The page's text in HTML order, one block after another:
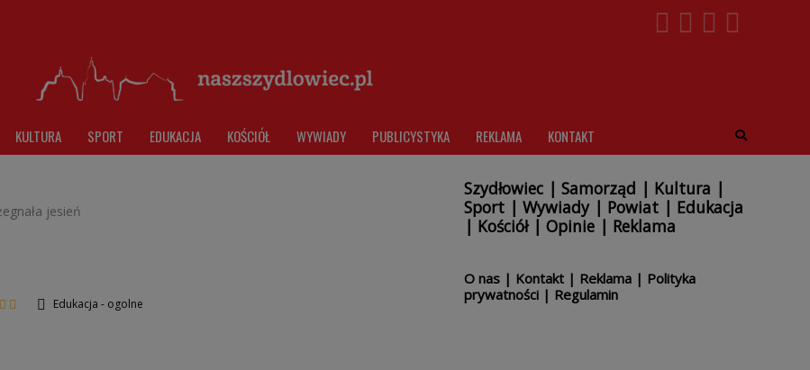
KULTURA SPORT EDUKACJA KOŚCIÓŁ WYWIADY PUBLICYSTYKA REKLAMA KONTAKT
jesień
Edukacja - ogolne
Szydłowiec| Samorząd | Kultura |
Sport| Wywiady| Powiat| Edukacja
| Kościół| Opinie| Reklama
O nas| Kontakt| Reklama| Polityka
prywatności| Regulamin